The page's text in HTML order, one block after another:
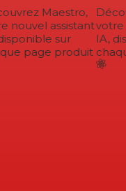
Maestro,
nouvel assistant
sur
page produit
votre
IA,